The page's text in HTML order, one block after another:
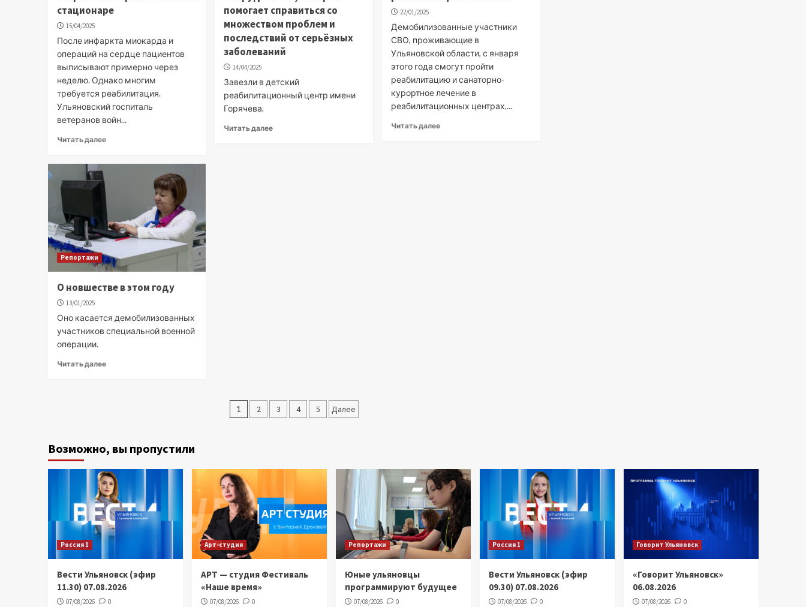
стационаре
15/04/2025
После инфаркта миокарда и
операций на сердце пациентов
выписывают примерно через
неделю. Однако многим
требуется реабилитация.
Ульяновский госпиталь
ветеранов войн...
Читать далее
помогает справиться со
множеством проблем и
последствий от серьёзных
заболеваний
14/04/2025
Завезли в детский
реабилитационный центр имени
Горячева.
Читать далее
22/01/2025
Демобилизованные участники
СВО, проживающие в
Ульяновской области, с января
этого года смогут пройти
реабилитацию и санаторно-
курортное лечение в
реабилитационных центрах,...
Читать далее
Репортажи
О новшестве в этом году
13/01/2025
Оно касается демобилизованных
участников специальной военной
операции.
Читать далее
Пагинация
1 2 3 4 5 Далее
Возможно, вы пропустили
Россия 1
Вести Ульяновск (эфир
11.30) 07.08.2026
07/08/2026 0
Арт-студия
АРТ — студия Фестиваль
«Наше время»
07/08/2026 0
Репортажи
Юные ульяновцы
программируют будущее
07/08/2026 0
Россия 1
Вести Ульяновск (эфир
09.30) 07.08.2026
07/08/2026 0
Говорит Ульяновск
«Говорит Ульяновск»
06.08.2026
07/08/2026 0